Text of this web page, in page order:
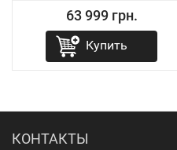
63 999 грн.
Купить
КОНТАКТЫ